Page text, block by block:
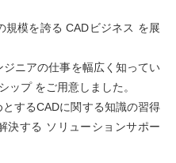
規模を誇る CADビジネス を展
ニアの仕事を幅広く知ってい
ップ をご用意しました。
するCADに関する知識の習得
決する ソリューションサポー